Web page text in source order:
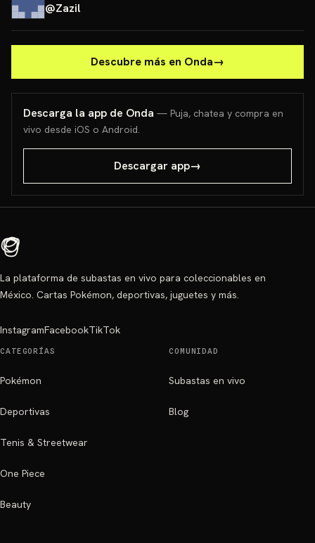
@Zazil
Descubre más en Onda→
Descarga la app de Onda — Puja, chatea y compra en
vivo desde iOS o Android.
Descargar app→
La plataforma de subastas en vivo para coleccionables en
México. Cartas Pokémon, deportivas, juguetes y más.
InstagramFacebookTikTok
CATEGORÍAS
Pokémon
Deportivas
Tenis & Streetwear
One Piece
Beauty
COMUNIDAD
Subastas en vivo
Blog